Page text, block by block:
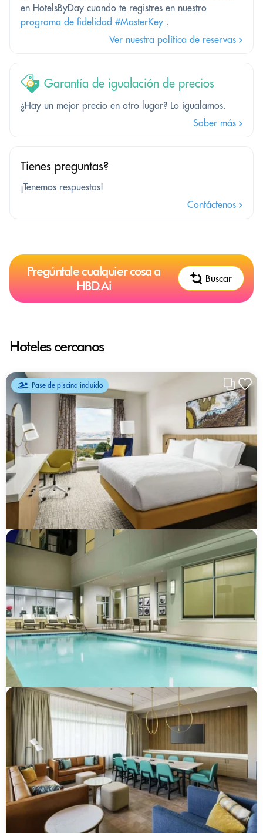
en HotelsByDay cuando te registres en nuestro
programa de fidelidad #MasterKey .
Ver nuestra política de reservas
Garantía de igualación de precios
¿Hay un mejor precio en otro lugar? Lo igualamos.
Saber más
Tienes preguntas?
¡Tenemos respuestas!
Contáctenos
Pregúntale cualquier cosa a
HBD.Ai
Buscar
Hoteles cercanos
Pase de piscina incluido